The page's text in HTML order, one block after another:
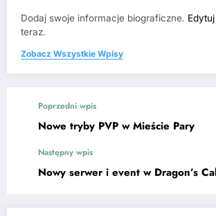
Dodaj swoje informacje biograficzne.
teraz.
Zobacz Wszystkie Wpisy
Poprzedni wpis
Nowe tryby PVP w Mieście Pary
Następny wpis
Nowy serwer i event w Dragon’s